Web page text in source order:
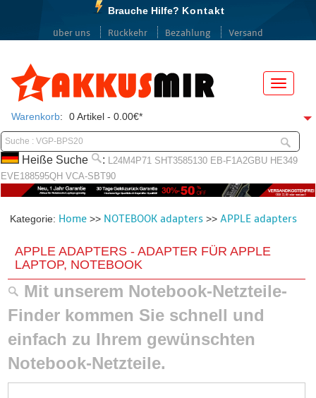
Brauche Hilfe? Kontakt
über uns
Rückkehr Bezahlung Versand
Menü
Warenkorb: 0 Artikel - 0.00€*
Heiße Suche : L24M4P71 SHT3585130 EB-F1A2GBU HE349
EVE188595QH VCA-SBT90
Kategorie: Home >> NOTEBOOK adapters >> APPLE adapters
APPLE ADAPTERS - ADAPTER FÜR APPLE
LAPTOP, NOTEBOOK
Mit unserem Notebook-Netzteile-
Finder kommen Sie schnell und
einfach zu Ihrem gewünschten
Notebook-Netzteile.